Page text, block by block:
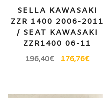
SELLA KAWASAKI
ZZR 1400 2006-2011
/ SEAT KAWASAKI
ZZR1400 06-11
196,40€ 176,76€